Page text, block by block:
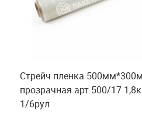
Стрейч пленка
прозрачная арт.500/17
1/6рул